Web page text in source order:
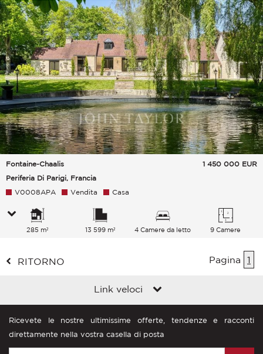
Fontaine-Chaalis
Periferia Di Parigi, Francia
1 450 000 EUR
V0008APA Vendita Casa
285 m² 13 599 m² 4 Camere da letto 9 Camere
RITORNO Pagina 1
Link veloci
Ricevete le nostre ultimissime offerte, tendenze e racconti
direttamente nella vostra casella di posta